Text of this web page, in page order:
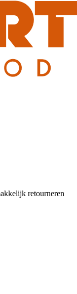
retourneren